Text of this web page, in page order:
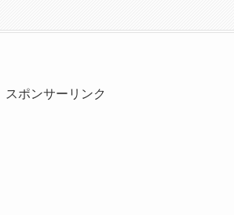
スポンサーリンク